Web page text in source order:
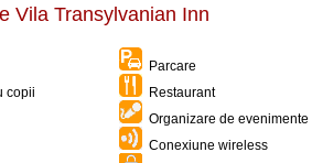
Vila Transylvanian Inn
Parcare
copii
Restaurant
Organizare de
Conexiune wireless